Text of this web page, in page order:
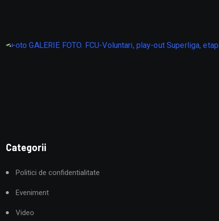
Categorii
Politici de confidentialitate
Eveniment
Video